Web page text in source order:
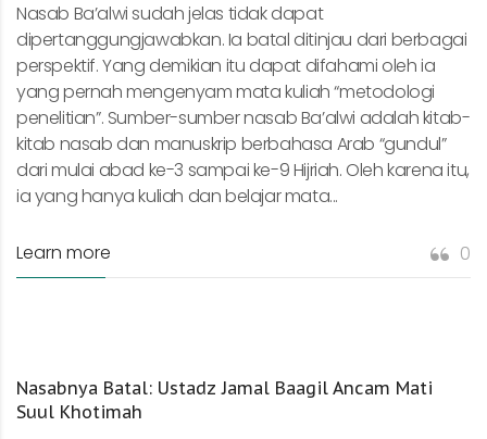
Nasab Ba’alwi sudah jelas tidak dapat
dipertanggungjawabkan. Ia batal ditinjau dari berbagai
perspektif. Yang demikian itu dapat difahami oleh ia
yang pernah mengenyam mata kuliah “metodologi
penelitian”. Sumber-sumber nasab Ba’alwi adalah kitab-
kitab nasab dan manuskrip berbahasa Arab “gundul”
dari mulai abad ke-3 sampai ke-9 Hijriah. Oleh karena itu,
ia yang hanya kuliah dan belajar mata...
Learn more 0
Nasabnya Batal: Ustadz Jamal Baagil Ancam Mati
Suul Khotimah